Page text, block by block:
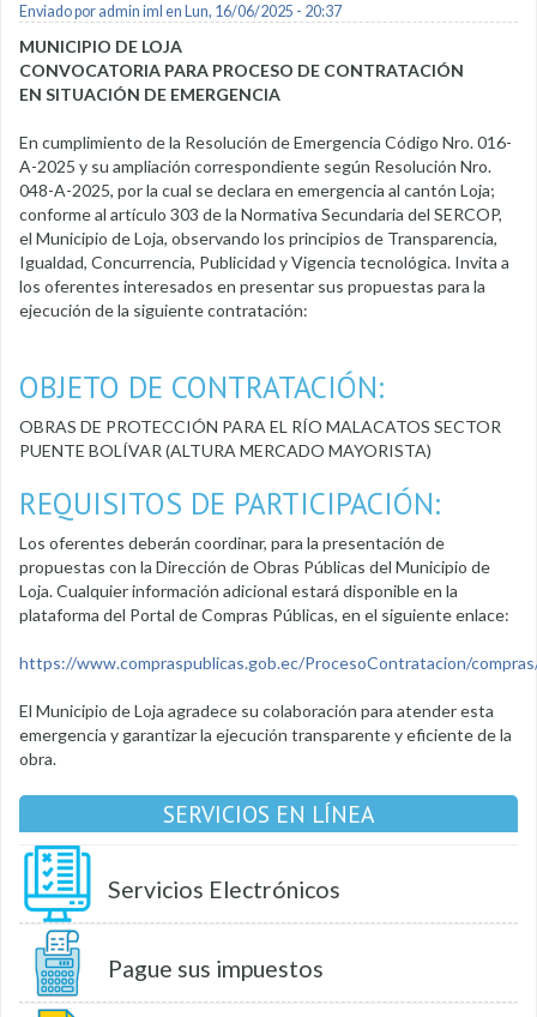
Enviado por admin iml en Lun, 16/06/2025 - 20:37
MUNICIPIO DE LOJA
CONVOCATORIA PARA PROCESO DE CONTRATACIÓN
EN SITUACIÓN DE EMERGENCIA
En cumplimiento de la Resolución de Emergencia Código Nro. 016-
A-2025 y su ampliación correspondiente según Resolución Nro.
048-A-2025, por la cual se declara en emergencia al cantón Loja;
conforme al artículo 303 de la Normativa Secundaria del SERCOP,
el Municipio de Loja, observando los principios de Transparencia,
Igualdad, Concurrencia, Publicidad y Vigencia tecnológica. Invita a
los oferentes interesados en presentar sus propuestas para la
ejecución de la siguiente contratación:
OBJETO DE CONTRATACIÓN:
OBRAS DE PROTECCIÓN PARA EL RÍO MALACATOS SECTOR
PUENTE BOLÍVAR (ALTURA MERCADO MAYORISTA)
REQUISITOS DE PARTICIPACIÓN:
Los oferentes deberán coordinar, para la presentación de
propuestas con la Dirección de Obras Públicas del Municipio de
Loja. Cualquier información adicional estará disponible en la
plataforma del Portal de Compras Públicas, en el siguiente enlace:
https://www.compraspublicas.gob.ec/ProcesoContratacion/
El Municipio de Loja agradece su colaboración para atender esta
emergencia y garantizar la ejecución transparente y eficiente de la
obra.
SERVICIOS EN LÍNEA
Servicios Electrónicos
Pague sus impuestos